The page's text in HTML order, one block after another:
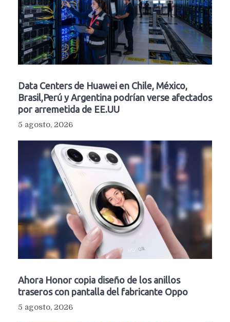
Data Centers de Huawei en Chile, México,
Brasil,Perú y Argentina podrían verse afectados
por arremetida de EE.UU
5 agosto, 2026
Ahora Honor copia diseño de los anillos
traseros con pantalla del fabricante Oppo
5 agosto, 2026